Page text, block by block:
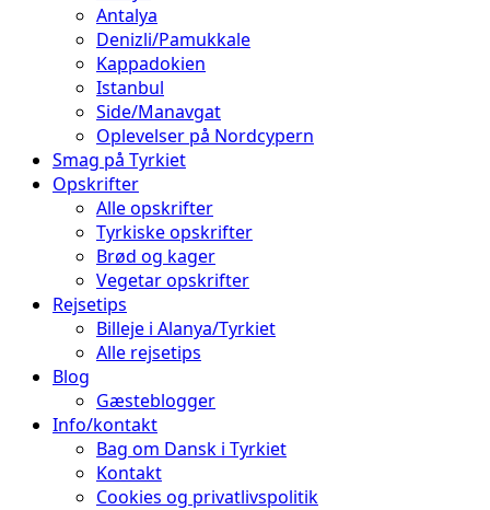
Antalya
Denizli/Pamukkale
Kappadokien
Istanbul
Side/Manavgat
Oplevelser på Nordcypern
Smag på Tyrkiet
Opskrifter
Alle opskrifter
Tyrkiske opskrifter
Brød og kager
Vegetar opskrifter
Rejsetips
Billeje i Alanya/Tyrkiet
Alle rejsetips
Blog
Gæsteblogger
Info/kontakt
Bag om Dansk i Tyrkiet
Kontakt
Cookies og privatlivspolitik